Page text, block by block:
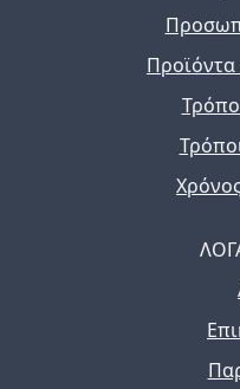
Προϊόντα